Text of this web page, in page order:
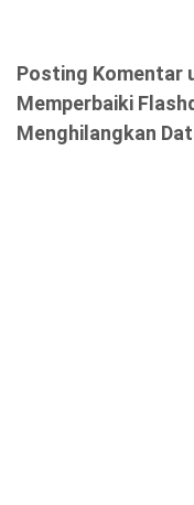
Posting Komentar
Memperbaiki
Menghilangkan